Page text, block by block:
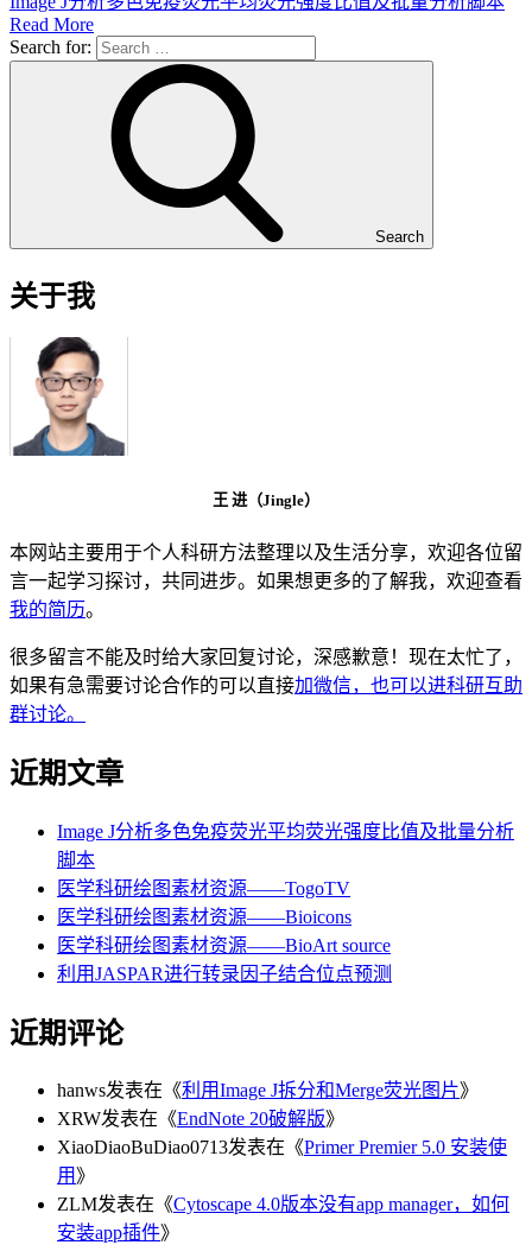
Read More
Search for:
Search
关于我
王 进（Jingle）
本网站主要用于个人科研方法整理以及生活分享，欢迎各位留
言一起学习探讨，共同进步。如果想更多的了解我，欢迎查看
我的简历。
很多留言不能及时给大家回复讨论，深感歉意！现在太忙了，
如果有急需要讨论合作的可以直接加微信，也可以进科研互助
群讨论。
近期文章
Image J分析多色免疫荧光平均荧光强度比值及批量分析
脚本
医学科研绘图素材资源——TogoTV
医学科研绘图素材资源——Bioicons
医学科研绘图素材资源——BioArt source
利用JASPAR进行转录因子结合位点预测
近期评论
hanws发表在《利用Image J拆分和Merge荧光图片》
XRW发表在《EndNote 20破解版》
XiaoDiaoBuDiao0713发表在《Primer Premier 5.0 安装使
用 》
ZLM发表在《Cytoscape 4.0版本没有app manager，如何
安装app插件》